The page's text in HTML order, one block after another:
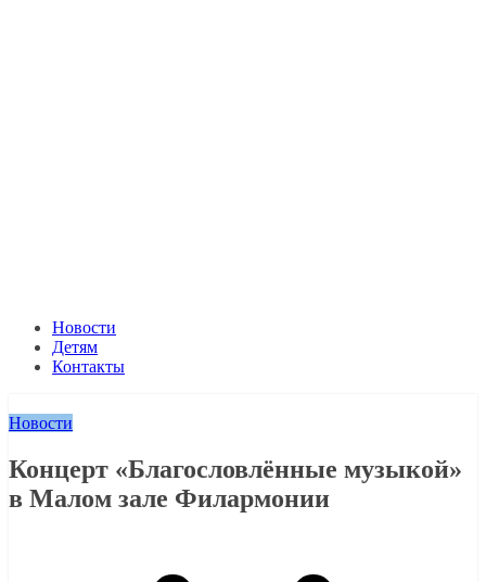
Новости
Детям
Контакты
Новости
Концерт «Благословлённые музыкой»
в Малом зале Филармонии